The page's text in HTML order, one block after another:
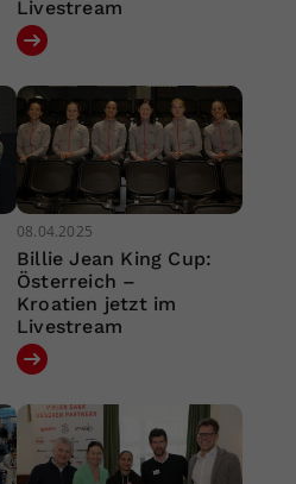
Livestream
08.04.2025
Billie Jean King Cup:
Österreich –
Kroatien jetzt im
Livestream